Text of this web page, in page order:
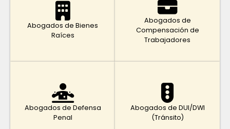
Abogados de Bienes
Raíces
Abogados de
Compensación de
Trabajadores
Abogados de Defensa
Penal
Abogados de DUI/DWI
(Tránsito)